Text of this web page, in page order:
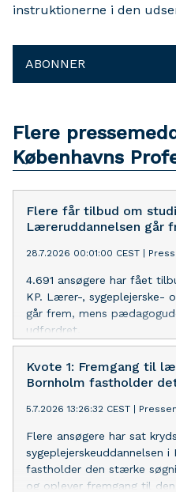
instruktionerne i den
ABONNER
Flere
Københavns
Flere får tilbud om
Læreruddannelsen går
28.7.2026 00:01:00 CEST |
4.691 ansøgere har fået
KP. Lærer-, sygeplejerske-
går frem, mens
udfordret.
Kvote 1: Fremgang til
Bornholm fastholder
5.7.2026 13:26:32 CEST |
Flere ansøgere har sat
sygeplejerskeuddannelsen
fastholder den stærke
og oplever fremgang til